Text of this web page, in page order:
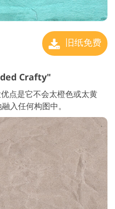
旧纸免费
Crafty"
点是它不会太橙色或太黄
入任何构图中。